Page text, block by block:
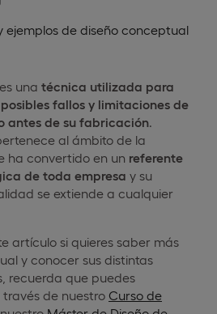
ejemplos de diseño conceptual
es una técnica utilizada para
fallos y limitaciones de
antes de su fabricación
al ámbito de la
ha convertido en un referente
de toda empresa y su
se extiende a cualquier
artículo si quieres saber más
y conocer sus distintas
recuerda que puedes
de nuestro Curso de